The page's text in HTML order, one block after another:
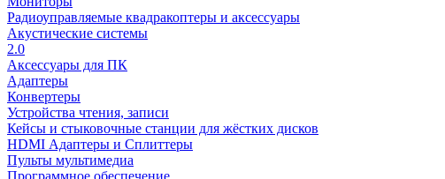
Радиоуправляемые квадракоптеры и аксессуары
Акустические системы
2.0
Аксессуары для ПК
Адаптеры
Конвертеры
Устройства чтения, записи
Кейсы и стыковочные станции для жёстких дисков
HDMI Адаптеры и Сплиттеры
Пульты мультимедиа
Программное обеспечение